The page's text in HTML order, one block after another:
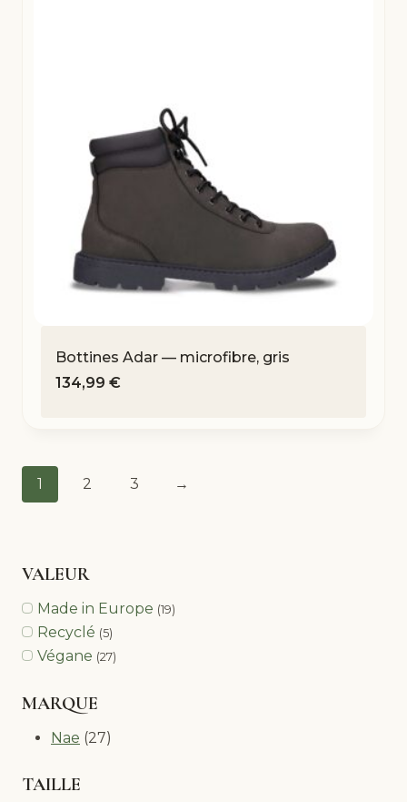
Bottines Adar — microfibre, gris
134,99 €
1 2 3 →
VALEUR
Made in Europe (19)
Recyclé (5)
Végane (27)
MARQUE
Nae (27)
TAILLE